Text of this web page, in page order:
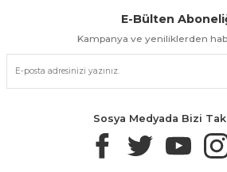
Kolay İade & Değişim
Güvenli Paketleme Taksit / Havale İle
E-Bülten
Kampanya ve yeniliklerden
Sosya Medyada Bizi